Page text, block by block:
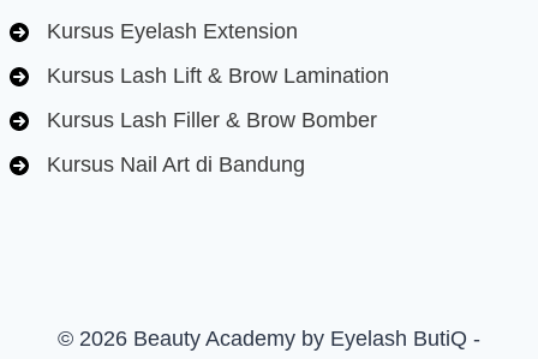
Kursus Eyelash Extension
Kursus Lash Lift & Brow Lamination
Kursus Lash Filler & Brow Bomber
Kursus Nail Art di Bandung
© 2026 Beauty Academy by Eyelash ButiQ -